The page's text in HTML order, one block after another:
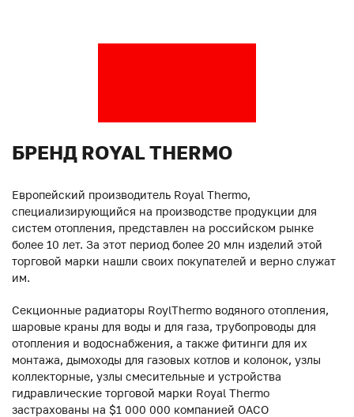
БРЕНД ROYAL THERMO
Европейский производитель Royal Thermo,
специализирующийся на производстве продукции для
систем отопления, представлен на российском рынке
более 10 лет. За этот период более 20 млн изделий этой
торговой марки нашли своих покупателей и верно служат
им.
Секционные радиаторы RoylThermo водяного отопления,
шаровые краны для воды и для газа, трубопроводы для
отопления и водоснабжения, а также фитинги для их
монтажа, дымоходы для газовых котлов и колонок, узлы
коллекторные, узлы смесительные и устройства
гидравлические торговой марки Royal Thermo
застрахованы на $1 000 000 компанией ОАСО